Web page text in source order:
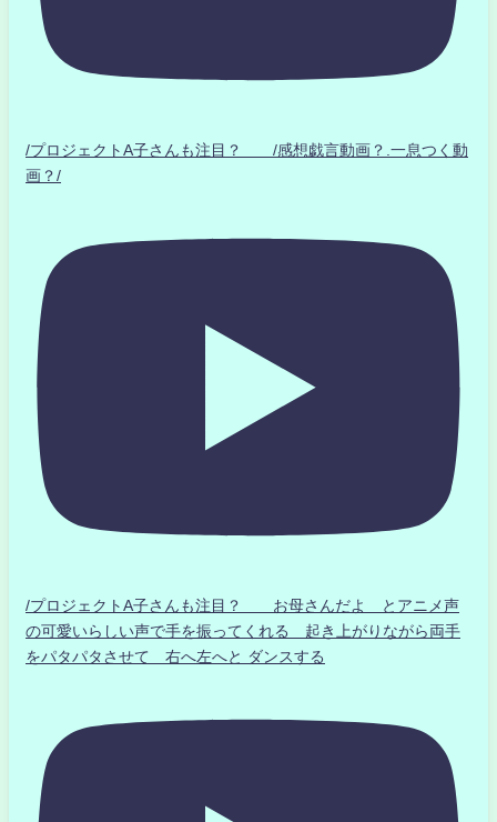
/プロジェクトA子さんも注目？ /感想戯言動画？.一息つく動
画？/
/プロジェクトA子さんも注目？ お母さんだよ とアニメ声
の可愛いらしい声で手を振ってくれる 起き上がりながら両手
をパタパタさせて 右へ左へと ダンスする